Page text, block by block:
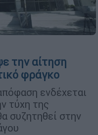
την αίτηση
φράγκο
ενδέχεται
τύχη της
συζητηθεί στην